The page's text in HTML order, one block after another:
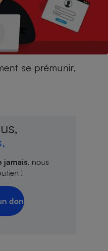
se prémunir,
jamais, nous
!
don